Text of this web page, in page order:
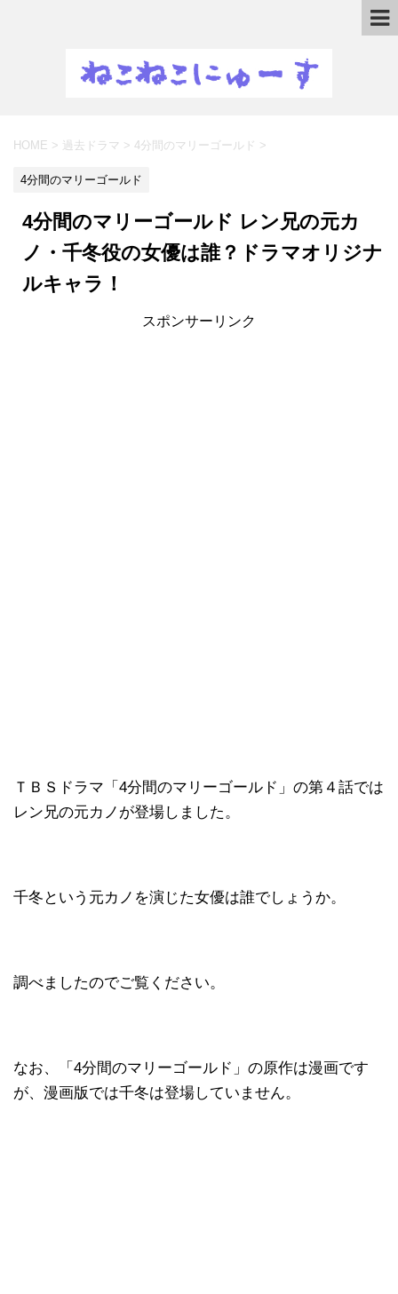
HOME > 過去ドラマ > 4分間のマリーゴールド >
4分間のマリーゴールド
4分間のマリーゴールド レン兄の元カ
ノ・千冬役の女優は誰？ドラマオリジナ
ルキャラ！
スポンサーリンク
ＴＢＳドラマ「4分間のマリーゴールド」の第４話では
レン兄の元カノが登場しました。
千冬という元カノを演じた女優は誰でしょうか。
調べましたのでご覧ください。
なお、「4分間のマリーゴールド」の原作は漫画です
が、漫画版では千冬は登場していません。